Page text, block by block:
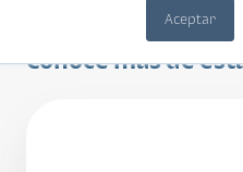
Aceptar
Inara
Conoce más de